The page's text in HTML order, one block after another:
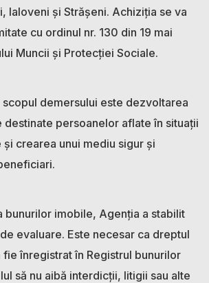
Ialoveni și Strășeni. Achiziția se va
cu ordinul nr. 130 din 19 mai
Muncii și Protecției Sociale.
demersului este dezvoltarea
persoanelor aflate în situații
crearea unui mediu sigur și
bunurilor imobile, Agenția a stabilit
evaluare. Este necesar ca dreptul
înregistrat în Registrul bunurilor
să nu aibă interdicții, litigii sau alte